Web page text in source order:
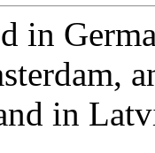
in
in